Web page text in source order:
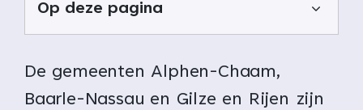
Op deze pagina
De gemeenten Alphen-Chaam,
Baarle-Nassau en Gilze en Rijen zijn